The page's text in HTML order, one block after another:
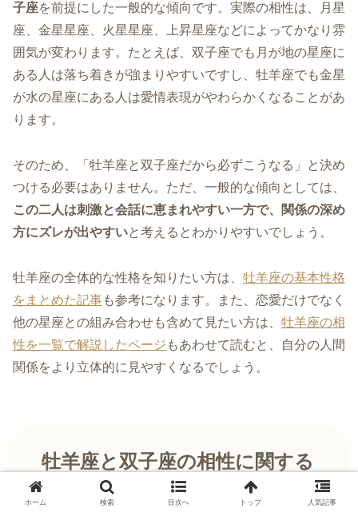
子座を前提にした一般的な傾向です。実際の相性は、月星
座、金星星座、火星星座、上昇星座などによってかなり雰
囲気が変わります。たとえば、双子座でも月が地の星座に
ある人は落ち着きが強まりやすいですし、牡羊座でも金星
が水の星座にある人は愛情表現がやわらかくなることがあ
ります。
そのため、「牡羊座と双子座だから必ずこうなる」と決め
つける必要はありません。ただ、一般的な傾向としては、
この二人は刺激と会話に恵まれやすい一方で、関係の深め
方にズレが出やすいと考えるとわかりやすいでしょう。
牡羊座の全体的な性格を知りたい方は、 牡羊座の基本性格
をまとめた記事も参考になります。また、恋愛だけでなく
他の星座との組み合わせも含めて見たい方は、 牡羊座の相
性を一覧で解説したページ もあわせて読むと、自分の人間
関係をより立体的に見やすくなるでしょう。
牡羊座と双子座の相性に関する
Q&A
ホーム 検索 目次へ トップ 人気記事